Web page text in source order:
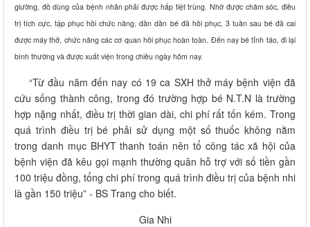
giường, đồ dùng của bệnh nhân phải được hấp tiệt trùng. Nhờ được chăm sóc, điều
trị tích cực, tập phục hồi chức năng, dần dần bé đã hồi phục, 3 tuần sau bé đã cai
được máy thở, chức năng các cơ quan hồi phục hoàn toàn. Đến nay bé tỉnh táo, đi lại
bình thường và được xuất viện trong chiều ngày hôm nay.
“Từ đầu năm đến nay có 19 ca SXH thở máy bệnh viện đã
cứu sống thành công, trong đó trường hợp bé N.T.N là trường
hợp nặng nhất, điều trị thời gian dài, chi phí rất tốn kém. Trong
quá trình điều trị bé phải sử dụng một số thuốc không nằm
trong danh mục BHYT thanh toán nên tổ công tác xã hội của
bệnh viện đã kêu gọi mạnh thường quân hỗ trợ với số tiền gần
100 triệu đồng, tổng chi phí trong quá trình điều trị của bệnh nhi
là gần 150 triệu” - BS Trang cho biết.
Gia Nhi